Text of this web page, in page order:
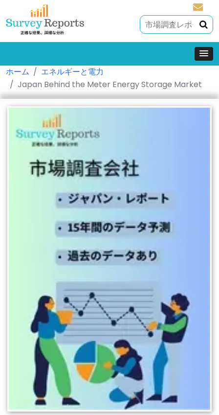
ホーム
エネルギーと電力
Japan Behind the Meter Energy Storage Market